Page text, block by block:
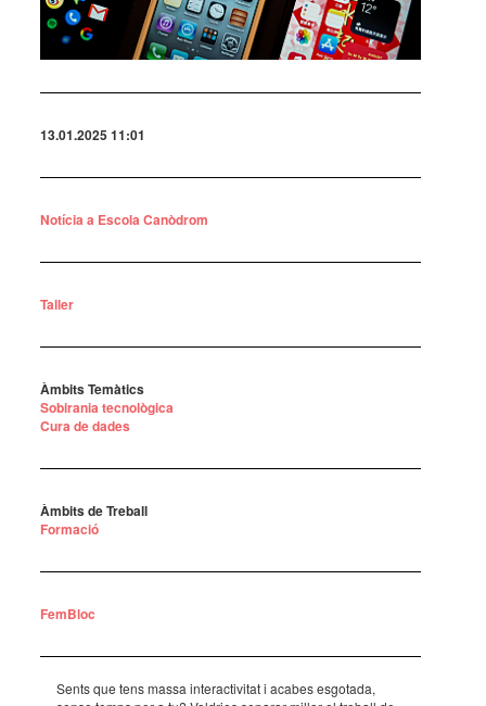
13.01.2025 11:01
Notícia a Escola Canòdrom
Taller
Àmbits Temàtics
Sobirania tecnològica
Cura de dades
Àmbits de Treball
Formació
FemBloc
Sents que tens massa inter­ac­ti­vi­tat i acabes esgo­tada,